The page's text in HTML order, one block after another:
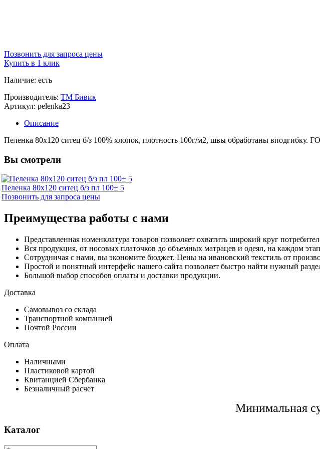
Позвонить для запроса цены
Купить в 1 клик
Наличие: есть
Производитель: ТМ Бивик
Артикул: pelenka23
Описание
Пеленка 80х120 ситец б/з 100% хлопок, плотность 100г/м2, швы обработаны вподгибку.
Вы смотрели
Пеленка 80х120 ситец б/з пл 100± 5
Позвонить для запроса цены
Преимущества работы с нами
Представленная номенклатура товаров позволяет охватить широкий круг
Вся продукция, от носовых платочков до объемных матрацев и одеял, на каждом
Сотрудничая с нами, вы экономите бюджет. Цены на ивановский текстиль от
Простой и понятный интерфейс нашего сайта позволяет быстро найти нужный
Большой выбор способов оплаты и доставки продукции.
Доставка
Самовывоз со склада
Транспортной компанией
Почтой России
Оплата
Наличными
Пластиковой картой
Квитанцией Сбербанка
Безналичный расчет
Минимальная
Каталог